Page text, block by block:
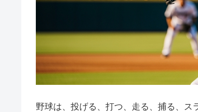
野球は、投げる、打つ、走る、捕る、